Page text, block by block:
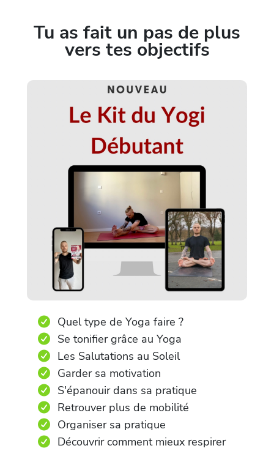
Tu as fait un pas de plus
vers tes objectifs
Quel type de Yoga faire ?
Se tonifier grâce au Yoga
Les Salutations au Soleil
Garder sa motivation
S'épanouir dans sa pratique
Retrouver plus de mobilité
Organiser sa pratique
Découvrir comment mieux respirer